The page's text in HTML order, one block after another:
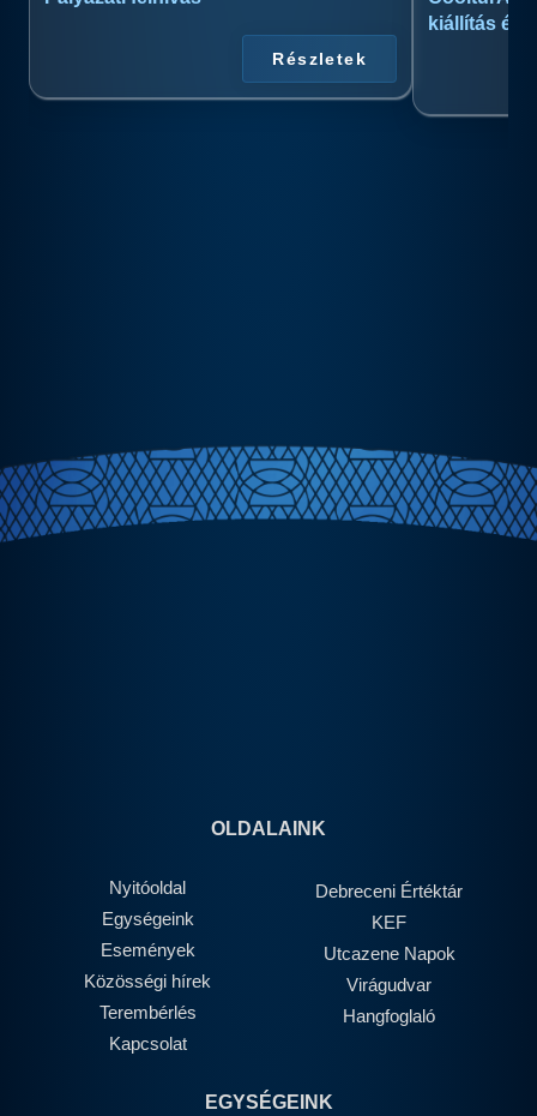
Részletek
kiállítás és
OLDALAINK
Nyitóoldal
Egységeink
Események
Közösségi hírek
Terembérlés
Kapcsolat
Debreceni Értéktár
KEF
Utcazene Napok
Virágudvar
Hangfoglaló
EGYSÉGEINK